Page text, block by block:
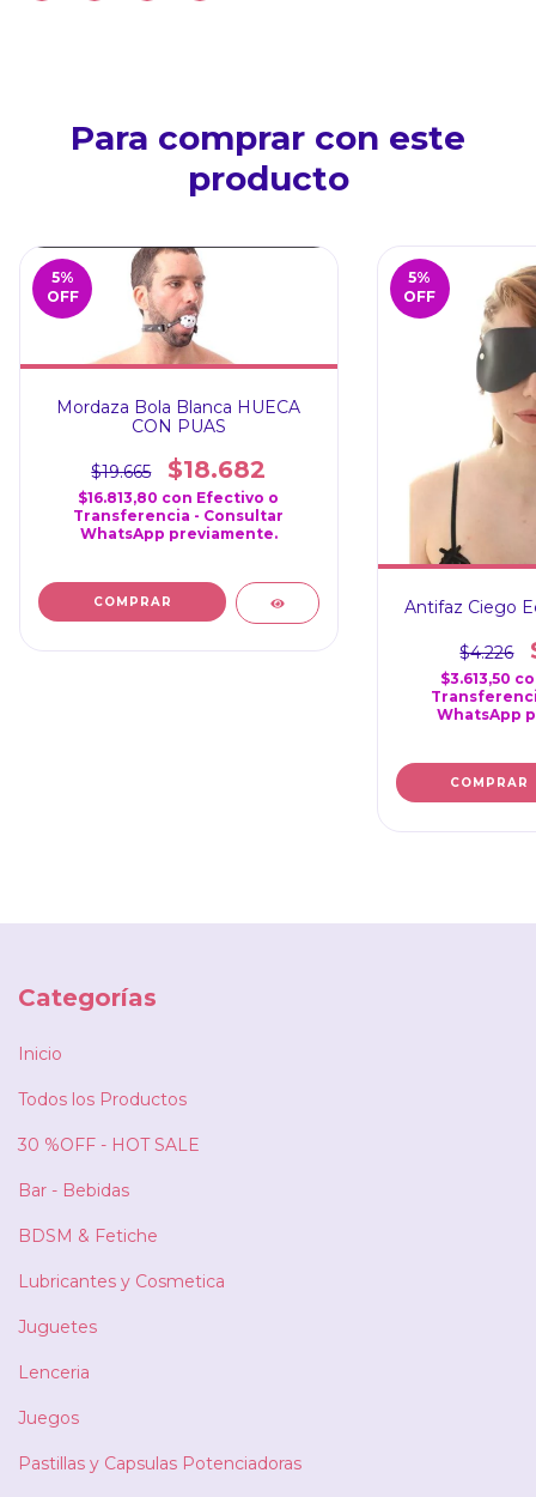
Para comprar con este
producto
5%
OFF
Mordaza Bola Blanca HUECA
CON PUAS
$19.665 $18.682
$16.813,80 con Efectivo o
Transferencia - Consultar
WhatsApp previamente.
5%
OFF
Antifaz Ciego
$4.226
$3.613,50
WhatsApp
Categorías
Inicio
Todos los Productos
30 %OFF - HOT SALE
Bar - Bebidas
BDSM & Fetiche
Lubricantes y Cosmetica
Juguetes
Lenceria
Juegos
Pastillas y Capsulas Potenciadoras